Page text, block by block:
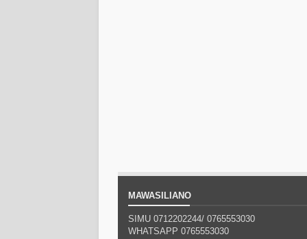
MAWASILIANO
SIMU 0712202244/ 0765553030
WHATSAPP 0765553030